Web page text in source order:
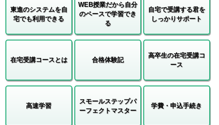
東進のシステムを自
宅でも利用できる
WEB授業だから自分
のペースで学習でき
る
自宅で受講する君を
しっかりサポート
在宅受講コースとは 合格体験記
高卒生の在宅受講コ
ース
高速学習
スモールステップパ
ーフェクトマスター
学費・申込手続き